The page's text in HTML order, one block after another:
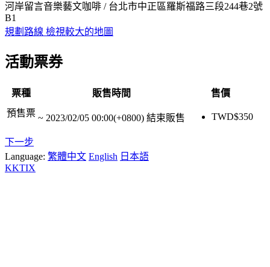
河岸留言音樂藝文咖啡 / 台北市中正區羅斯福路三段244巷2號
B1
規劃路線 檢視較大的地圖
活動票券
票種 販售時間
售價
預售票 ~ 2023/02/05 00:00(+0800) 結束販售 TWD$350
下一步
Language: 繁體中文 English 日本語
KKTIX